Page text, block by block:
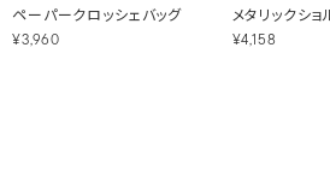
ペーパークロッシェバッグ
¥3,960
メタリックシ
¥4,158